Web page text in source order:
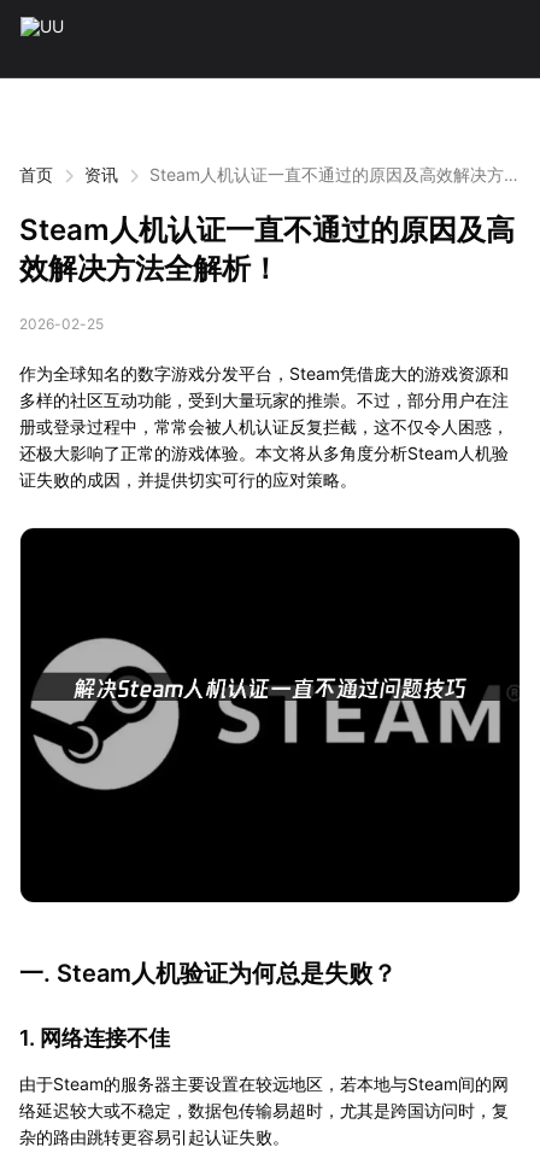
首页 资讯
Steam人机认证一直不通过的原因及高效解决方法
Steam人机认证一直不通过的原因及高
效解决方法全解析！
2026-02-25
作为全球知名的数字游戏分发平台，Steam凭借庞大的游戏资源和
多样的社区互动功能，受到大量玩家的推崇。不过，部分用户在注
册或登录过程中，常常会被人机认证反复拦截，这不仅令人困惑，
还极大影响了正常的游戏体验。本文将从多角度分析Steam人机验
证失败的成因，并提供切实可行的应对策略。
一. Steam人机验证为何总是失败？
1. 网络连接不佳
由于Steam的服务器主要设置在较远地区，若本地与Steam间的网
络延迟较大或不稳定，数据包传输易超时，尤其是跨国访问时，复
杂的路由跳转更容易引起认证失败。